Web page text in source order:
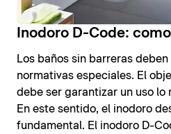
Inodoro D-Code:
Los baños sin barreras
normativas especiales. El
debe ser garantizar un uso lo
En este sentido, el inodoro
fundamental. El inodoro D-